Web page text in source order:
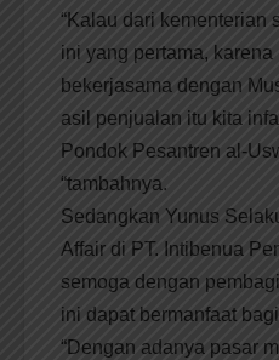
“Kalau dari kementerian
ini yang pertama,
bekerjasama dengan
asil penjualan itu kita
Pondok Pesantren al-
“tambahnya.
Sedangkan Yunus
Affair di PT. Intibenua
semoga dengan
ini dapat bermanfaat
“Dengan adanya pasar